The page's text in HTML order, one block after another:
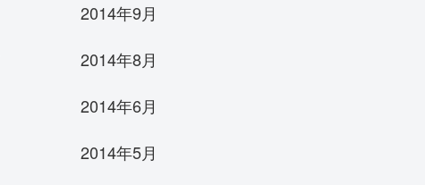
2014年9月
2014年8月
2014年6月
2014年5月